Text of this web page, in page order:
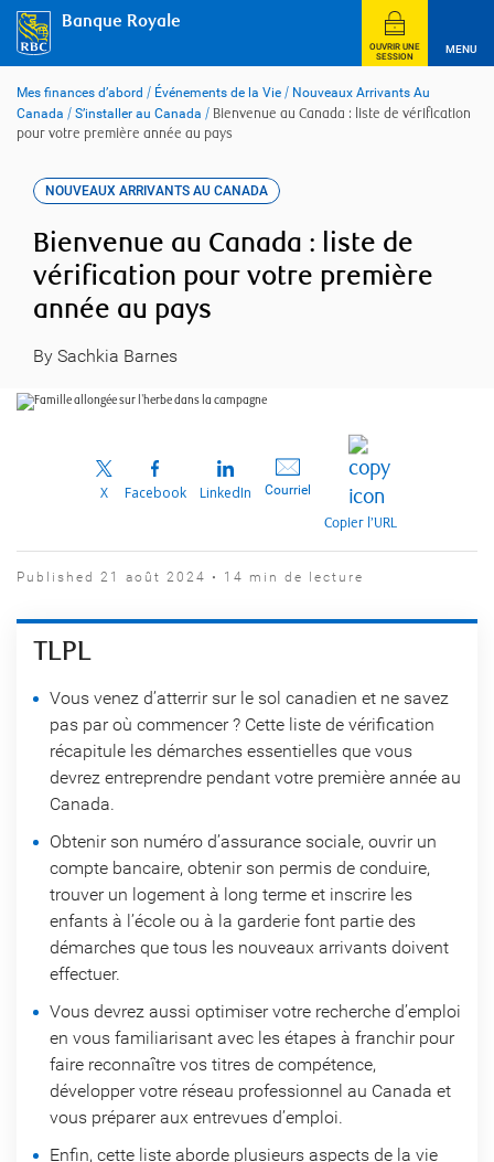
content
Banque Royale
OUVRIR UNE
SESSION
MENU
Mes finances d’abord / Événements de la Vie / Nouveaux Arrivants Au
Canada / S’installer au Canada / Bienvenue au Canada : liste de vérification
pour votre première année au pays
NOUVEAUX ARRIVANTS AU CANADA
Bienvenue au Canada : liste de
vérification pour votre première
année au pays
By Sachkia Barnes
X Facebook LinkedIn Courriel
Copier l’URL
Published 21 août 2024 • 14 min de lecture
TLPL
Vous venez d’atterrir sur le sol canadien et ne savez
pas par où commencer ? Cette liste de vérification
récapitule les démarches essentielles que vous
devrez entreprendre pendant votre première année au
Canada.
Obtenir son numéro d’assurance sociale, ouvrir un
compte bancaire, obtenir son permis de conduire,
trouver un logement à long terme et inscrire les
enfants à l’école ou à la garderie font partie des
démarches que tous les nouveaux arrivants doivent
effectuer.
Vous devrez aussi optimiser votre recherche d’emploi
en vous familiarisant avec les étapes à franchir pour
faire reconnaître vos titres de compétence,
développer votre réseau professionnel au Canada et
vous préparer aux entrevues d’emploi.
Enfin, cette liste aborde plusieurs aspects de la vie